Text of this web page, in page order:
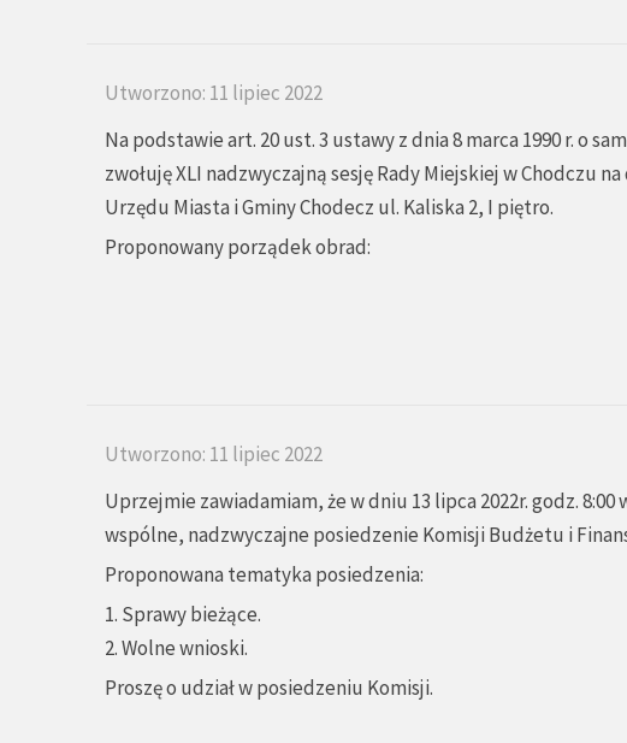
Utworzono: 11 lipiec 2022
Na podstawie art. 20 ust. 3 ustawy z dnia 8 marca 1990 r. o
zwołuję XLI nadzwyczajną sesję Rady Miejskiej w Chodczu
Urzędu Miasta i Gminy Chodecz ul. Kaliska 2, I piętro.
Proponowany porządek obrad:
Utworzono: 11 lipiec 2022
Uprzejmie zawiadamiam, że w dniu 13 lipca 2022r. godz.
wspólne, nadzwyczajne posiedzenie Komisji Budżetu i
Proponowana tematyka posiedzenia:
1. Sprawy bieżące.
2. Wolne wnioski.
Proszę o udział w posiedzeniu Komisji.